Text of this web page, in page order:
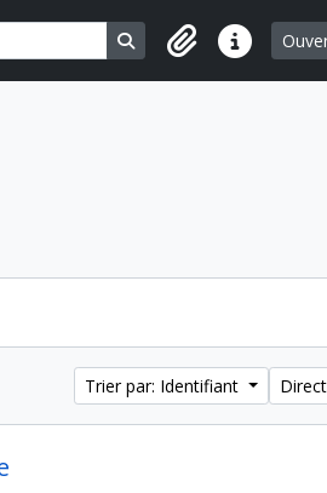
Search in browse page
Liens
Trier par: Identifiant